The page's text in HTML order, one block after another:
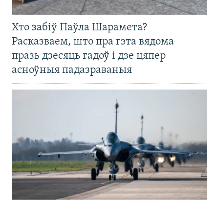
Хто забіў Паўла Шарамета?
Расказваем, што пра гэта вядома
празь дзесяць гадоў і дзе цяпер
асноўныя падазраваныя